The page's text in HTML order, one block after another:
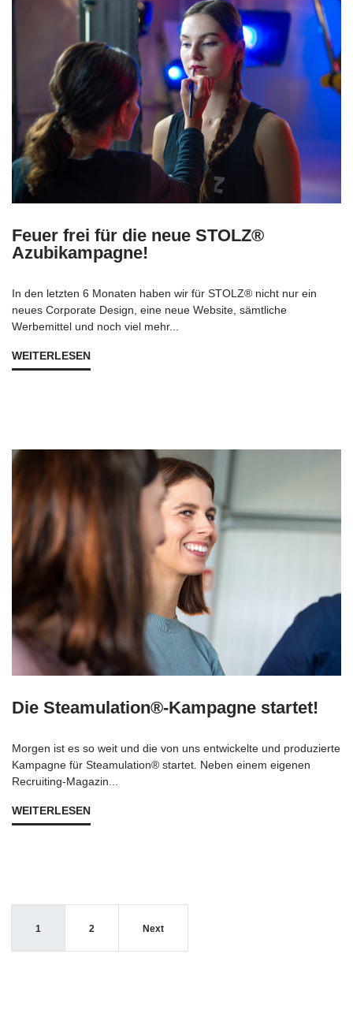
Feuer frei für die neue STOLZ®
Azubikampagne!
In den letzten 6 Monaten haben wir für STOLZ® nicht nur ein
neues Corporate Design, eine neue Website, sämtliche
Werbemittel und noch viel mehr...
WEITERLESEN
Die Steamulation®-Kampagne startet!
Morgen ist es so weit und die von uns entwickelte und produzierte
Kampagne für Steamulation® startet. Neben einem eigenen
Recruiting-Magazin...
WEITERLESEN
1 2 Next